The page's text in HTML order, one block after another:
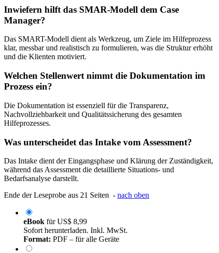
Inwiefern hilft das SMAR-Modell dem Case
Manager?
Das SMART-Modell dient als Werkzeug, um Ziele im Hilfeprozess
klar, messbar und realistisch zu formulieren, was die Struktur erhöht
und die Klienten motiviert.
Welchen Stellenwert nimmt die Dokumentation im
Prozess ein?
Die Dokumentation ist essenziell für die Transparenz,
Nachvollziehbarkeit und Qualitätssicherung des gesamten
Hilfeprozesses.
Was unterscheidet das Intake vom Assessment?
Das Intake dient der Eingangsphase und Klärung der Zuständigkeit,
während das Assessment die detaillierte Situations- und
Bedarfsanalyse darstellt.
Ende der Leseprobe aus 21 Seiten - nach oben
eBook fürUS$ 8,99
Sofort herunterladen. Inkl. MwSt.
Format: PDF – für alle Geräte